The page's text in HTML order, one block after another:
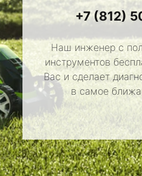
+7 (812)
Наш инженер с
инструментов
Вас и сделает
в самое